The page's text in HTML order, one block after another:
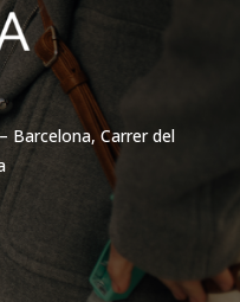
Barcelona,Carrer del